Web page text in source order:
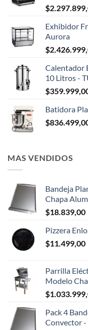
$
Exhibidor
Aurora
$
Calentador
10 Litros -
$
Batidora
$
MAS VENDIDOS
Bandeja
Chapa
$18.839,00
Pizzera
$11.499,00
Parrilla
Modelo
$
Pack 4
Convector -